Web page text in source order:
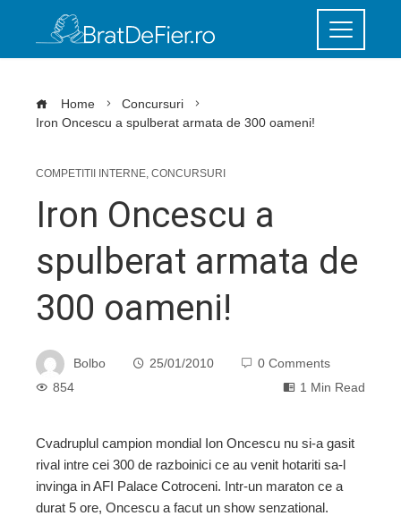
Home
Concursuri
Iron Oncescu a spulberat armata de 300 oameni!
COMPETITII INTERNE, CONCURSURI
Iron Oncescu a
spulberat armata de
300 oameni!
Bolbo 25/01/2010
0 Comments
854
1 Min Read
Cvadruplul campion mondial Ion Oncescu nu si-a gasit
rival intre cei 300 de razboinici ce au venit hotariti sa-l
invinga in AFI Palace Cotroceni. Intr-un maraton ce a
durat 5 ore, Oncescu a facut un show senzational.